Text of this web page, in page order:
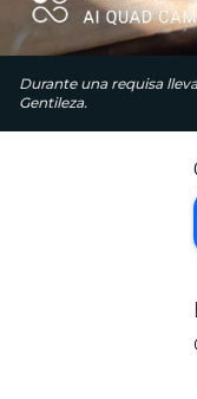
Durante una requisa
Gentileza.